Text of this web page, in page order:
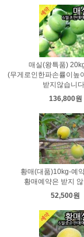
매실(왕특품)
(무게로인한파손률이높
받지않습니
136,800원
황매(대품)10kg-예
황매예약은 받지
52,500원